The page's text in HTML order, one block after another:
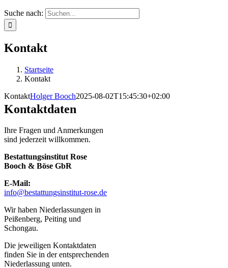
Suche nach:
Kontakt
Startseite
Kontakt
KontaktHolger Booch2025-08-02T15:45:30+02:00
Kontaktdaten
Ihre Fragen und Anmerkungen
sind jederzeit willkommen.
Bestattungsinstitut Rose
Booch & Böse GbR
E-Mail:
info@bestattungsinstitut-rose.de
Wir haben Niederlassungen in
Peißenberg, Peiting und
Schongau.
Die jeweiligen Kontaktdaten
finden Sie in der entsprechenden
Niederlassung unten.